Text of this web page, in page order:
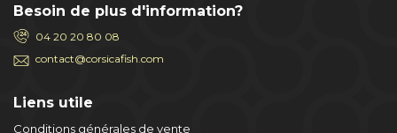
Besoin de plus d'information?
04 20 20 80 08
contact@corsicafish.com
Liens utile
Conditions générales de vente